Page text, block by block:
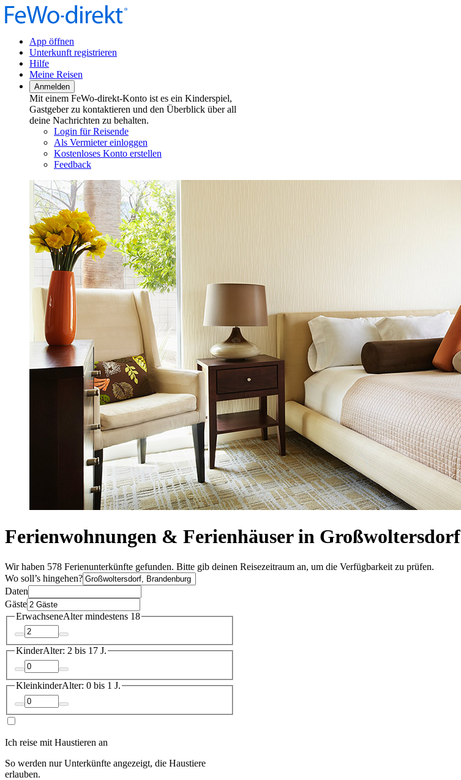
App öffnen
Unterkunft registrieren
Hilfe
Meine Reisen
Anmelden
Mit einem FeWo-direkt-Konto ist es ein Kinderspiel,
Gastgeber zu kontaktieren und den Überblick über all
deine Nachrichten zu behalten.
Login für Reisende
Als Vermieter einloggen
Kostenloses Konto erstellen
Feedback
Ferienwohnungen & Ferienhäuser in Großwoltersdorf
Wir haben 578 Ferienunterkünfte gefunden. Bitte gib deinen Reisezeitraum an, um die Verfügbarkeit zu prüfen.
Wo soll’s hingehen?
Daten
Gäste
ErwachseneAlter mindestens 18
KinderAlter: 2 bis 17 J.
KleinkinderAlter: 0 bis 1 J.
Ich reise mit Haustieren an
So werden nur Unterkünfte angezeigt, die Haustiere
erlauben.